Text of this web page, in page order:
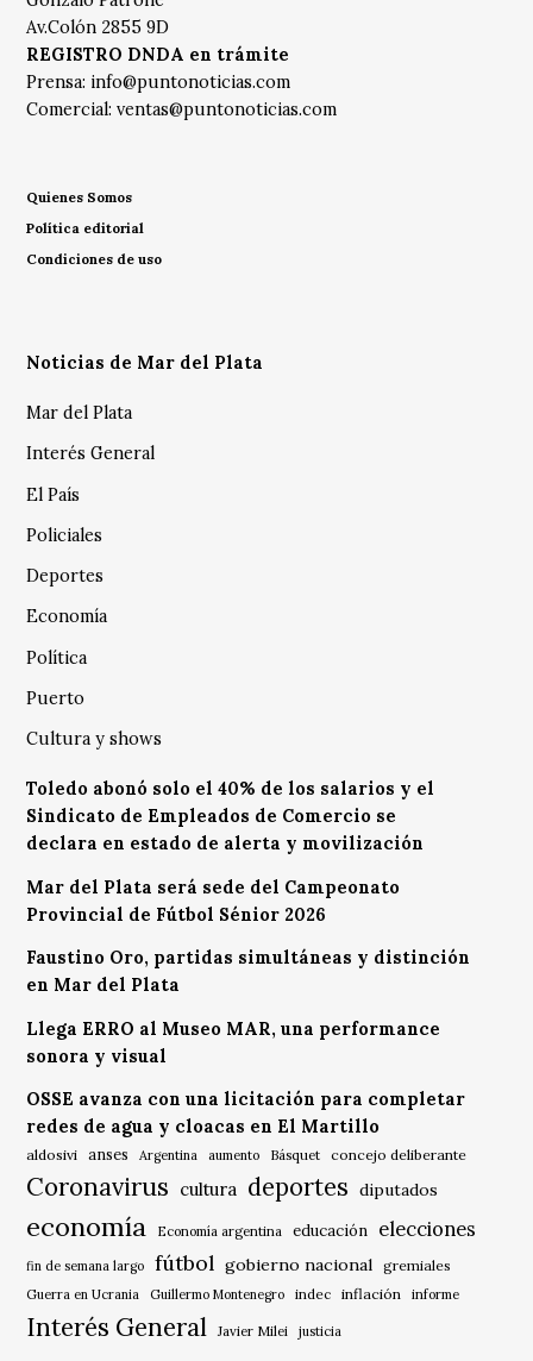
Av.Colón 2855 9D
REGISTRO DNDA en trámite
Prensa: info@puntonoticias.com
Comercial:ventas@puntonoticias.com
Quienes Somos
Política editorial
Condiciones de uso
Noticias de Mar del Plata
Mar del Plata
Interés General
El País
Policiales
Deportes
Economía
Política
Puerto
Cultura y shows
Toledo abonó solo el 40% de los salarios y el
Sindicato de Empleados de Comercio se
declara en estado de alerta y movilización
Mar del Plata será sede del Campeonato
Provincial de Fútbol Sénior 2026
Faustino Oro, partidas simultáneas y distinción
en Mar del Plata
Llega ERRO al Museo MAR, una performance
sonora y visual
OSSE avanza con una licitación para completar
redes de agua y cloacas en El Martillo
aldosivi anses Argentina aumento Básquet concejo deliberante
Coronavirus cultura deportes diputados
economía Economía argentina educación elecciones
fin de semana largo fútbol gobierno nacional gremiales
Guerra en Ucrania Guillermo Montenegro indec inflación informe
Interés General Javier Milei justicia